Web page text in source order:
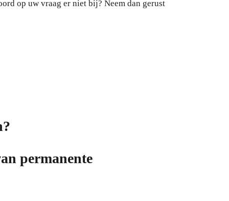
op uw vraag er niet bij? Neem dan gerust
permanente